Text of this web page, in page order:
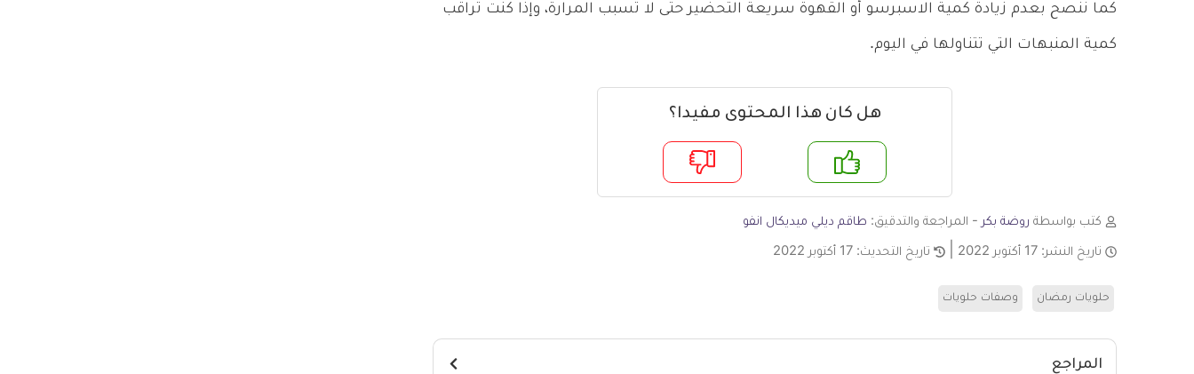
كما ننصح بعدم زيادة كمية الاسبرسو أو القهوة سريعة التحضير حتى لا تسبب المرارة، وإذا كنت تراقب
كمية المنبهات التي تتناولها في اليوم.
هل كان هذا المحتوى مفيدا؟
لا
كتب بواسطة روضة بكر - المراجعة والتدقيق: طاقم ديلي ميديكال انفو
تاريخ النشر: 17 أكتوبر 2022 تاريخ التحديث: 17 أكتوبر 2022
حلويات رمضان وصفات حلويات
المراجع